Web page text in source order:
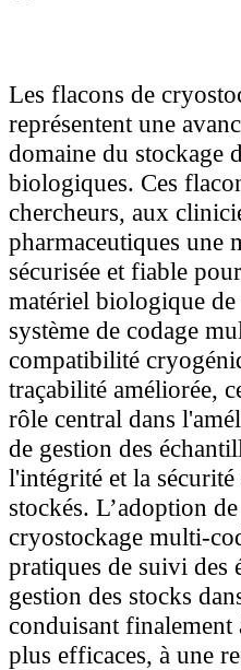
Les flacons de
représentent une
domaine du stockage
biologiques. Ces
chercheurs, aux
pharmaceutiques une
sécurisée et fiable
matériel biologique
système de codage
compatibilité
traçabilité améliorée,
rôle central dans
de gestion des
l'intégrité et la
stockés. L’adoption
cryostockage multi-
pratiques de suivi des
gestion des stocks
conduisant
plus efficaces, à une